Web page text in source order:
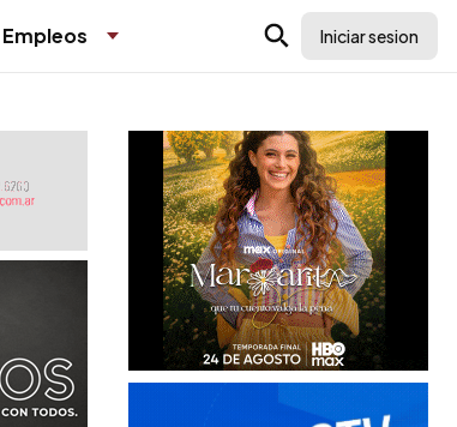
Empleos Iniciar sesion